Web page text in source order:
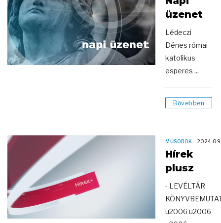
üzenet
Lédeczi
Dénes római
katolikus
esperes ...
Bővebben
MŰSOROK
Hírek
plusz
- LEVÉLTÁR
u2006 u2006